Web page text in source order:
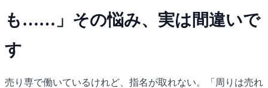
も……」その悩み、実は間違いで
す
売り専で働いているけれど、指名が取れない。「周りは売れ